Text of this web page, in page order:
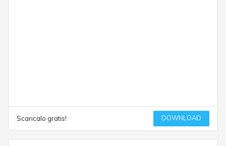
Scaricalo gratis! DOWNLOAD